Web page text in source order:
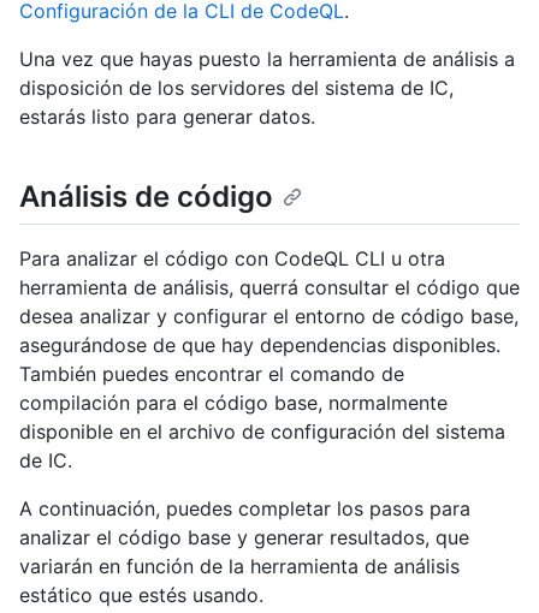
Configuración de la CLI de CodeQL.
Una vez que hayas puesto la herramienta de análisis a
disposición de los servidores del sistema de IC,
estarás listo para generar datos.
Análisis de código
Para analizar el código con CodeQL CLI u otra
herramienta de análisis, querrá consultar el código que
desea analizar y configurar el entorno de código base,
asegurándose de que hay dependencias disponibles.
También puedes encontrar el comando de
compilación para el código base, normalmente
disponible en el archivo de configuración del sistema
de IC.
A continuación, puedes completar los pasos para
analizar el código base y generar resultados, que
variarán en función de la herramienta de análisis
estático que estés usando.